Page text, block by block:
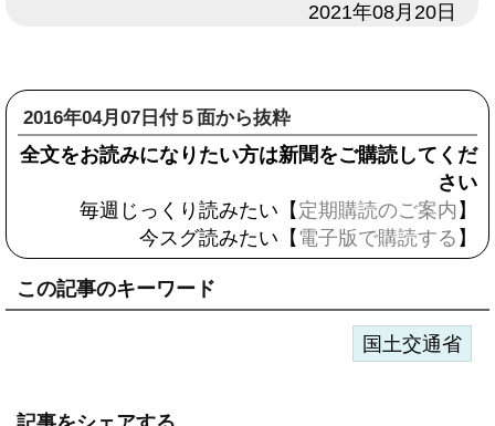
2021年08月20日
2016年04月07日付５面から抜粋
全文をお読みになりたい方は新聞をご購読してくだ
さい
毎週じっくり読みたい【 定期購読のご案内 】
今スグ読みたい【 電子版で購読する 】
この記事のキーワード
国土交通省